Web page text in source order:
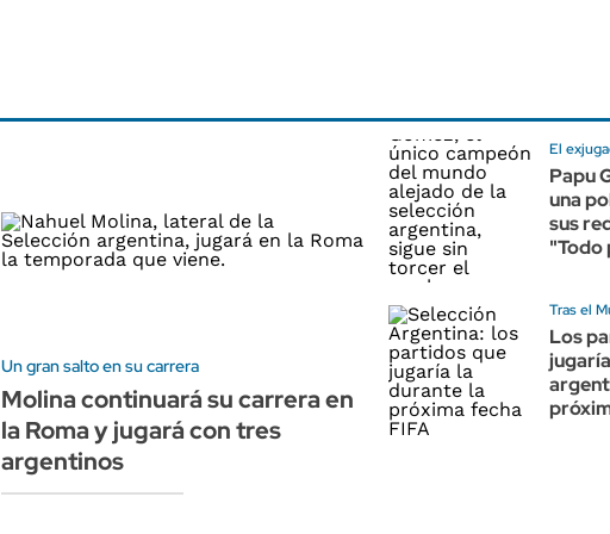
Un gran salto en su carrera
Molina continuará su carrera en
la Roma y jugará con tres
argentinos
El
Papu
una
sus
"Todo
Tras el
Los